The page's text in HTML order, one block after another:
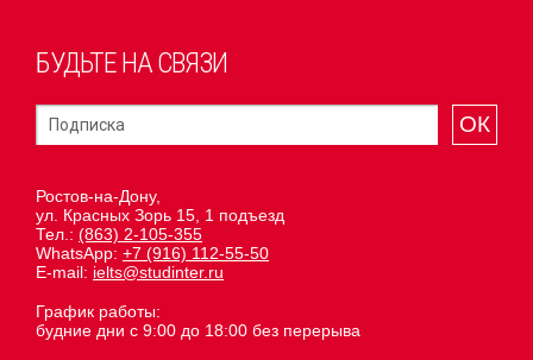
БУДЬТЕ НА СВЯЗИ
ОК
Ростов-на-Дону,
ул. Красных Зорь 15, 1 подъезд
Тел.: (863) 2-105-355
WhatsApp: +7 (916) 112-55-50
E-mail: ielts@studinter.ru
График работы:
будние дни с 9:00 до 18:00 без перерыва